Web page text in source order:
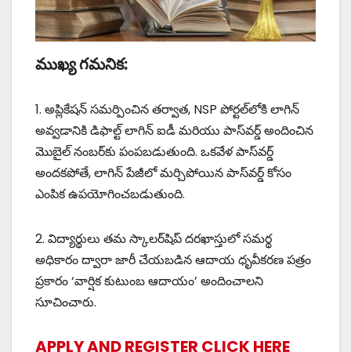
ముఖ్య గమనిక:
1. అప్లికేషన్ సమర్పించిన తర్వాత, NSP పోర్టల్‌లోకి లాగిన్
అవ్వడానికి డిఫాల్ట్ లాగిన్ ఐడీ మరియు పాస్‌వర్డ్ అందించిన
మొబైల్ నంబర్‌కు పంపబడుతుంది. ఒకవేళ పాస్‌వర్డ్
అందకపోతే, లాగిన్ పేజీలో మర్చిపోయిన పాస్‌వర్డ్ కోసం
ఎంపిక ఉపయోగించబడుతుంది.
2. విద్యార్థులు తమ స్కాలర్‌షిప్ దరఖాస్తులో సమర్థ
అధికారం ద్వారా జారీ చేయబడిన ఆదాయ ధృవీకరణ పత్రం
ప్రకారం ‘వార్షిక కుటుంబ ఆదాయం’ అందించాలని
సూచించారు.
APPLY AND REGISTER CLICK HERE